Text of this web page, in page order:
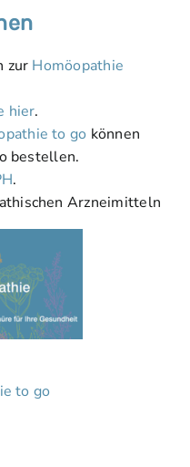
zur Homöopathie
hier.
to go können
bestellen.
.
Arzneimitteln
to go